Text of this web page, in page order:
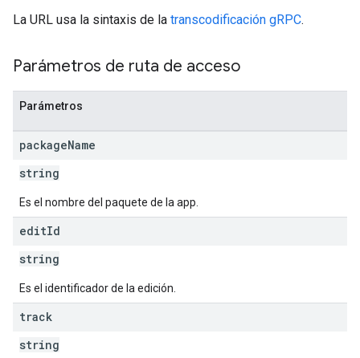
La URL usa la sintaxis de la transcodificación gRPC.
Parámetros de ruta de acceso
Parámetros
packageName
string
Es el nombre del paquete de la app.
editId
string
Es el identificador de la edición.
track
string